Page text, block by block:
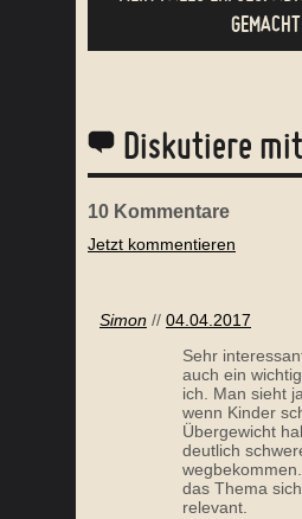
Diskutiere
10 Kommentare
Jetzt kommentieren
Simon // 04.04.2017
Sehr
auch ein
ich. Man sieht
wenn Kinder
Übergewicht
deutlich
das Thema
relevant.